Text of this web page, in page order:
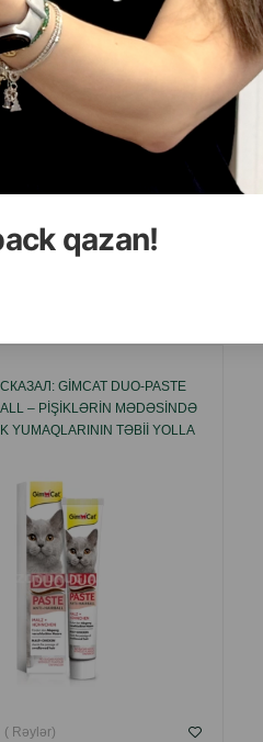
qazan!
( Rəylər)
GIMCAT DUO-PASTE
– PIŞIKLƏRIN MƏDƏSINDƏ
YUMAQLARININ TƏBII YOLLA
( Rəylər)